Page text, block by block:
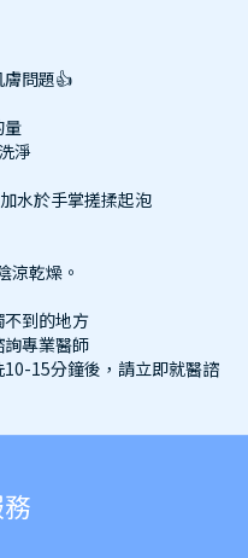
問題👍
量
淨
水於手掌搓揉起泡
涼乾燥。
到的地方
專業醫師
15分鐘後，請立即就醫諮